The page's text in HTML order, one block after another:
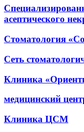
асептического
Стоматология
Сеть
Клиника
медицинский
Клиника ЦСМ